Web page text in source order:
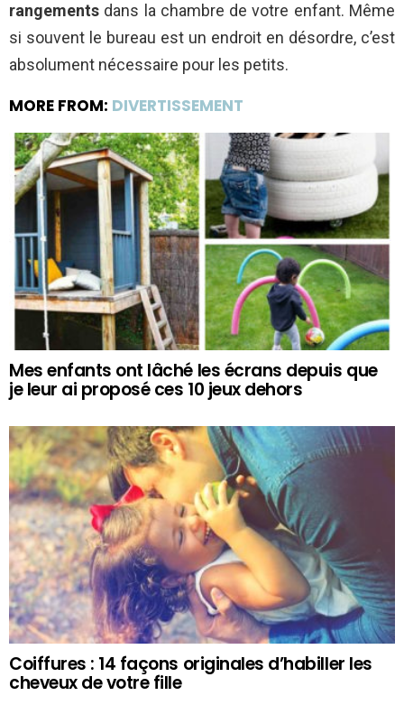
rangements dans la chambre de votre enfant. Même
si souvent le bureau est un endroit en désordre, c’est
absolument nécessaire pour les petits.
MORE FROM: DIVERTISSEMENT
Mes enfants ont lâché les écrans depuis que
je leur ai proposé ces 10 jeux dehors
Coiffures : 14 façons originales d’habiller les
cheveux de votre fille